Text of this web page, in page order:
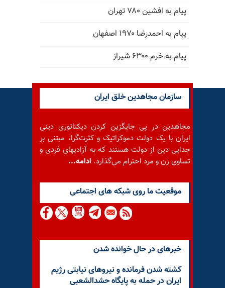
پیام به افشین ۷۸۰ تهران
پیام به احمدرضا ۱۹۷۰ اصفهان
پیام به خرم ۶۳۰۰ شیراز
سازمان مجاهدین خلق ایران
مجاهدین در پی جایگزین کردن دیکتاتوری دینی
ایران با یک دولت دموکراتیک و کثرت‌گرا، مبتنی بر
جدایی دین از دولت هستند که به آزادیهای فردی و
تساوی زن و مرد احترام می‌گذارد. ادامه...
موقعيت ما روى شبكه هاى اجتماعى
خبرهای در حال خوانده شدن
کشته شدن فرمانده و نیروهای نیابتی رژیم
ایران در حمله به پایگاه حشدالشعبی